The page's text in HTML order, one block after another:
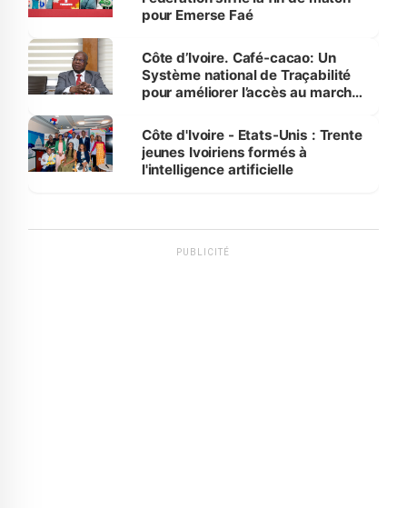
pour Emerse Faé
Côte d’Ivoire. Café-cacao: Un
Système national de Traçabilité
pour améliorer l’accès au marché
Côte d'Ivoire - Etats-Unis : Trente
jeunes Ivoiriens formés à
l'intelligence artificielle
PUBLICITÉ